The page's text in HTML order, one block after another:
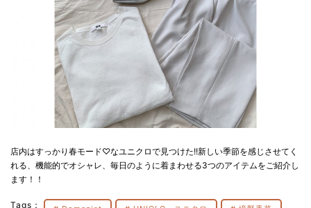
店内はすっかり春モード♡なユニクロで見つけた!!新しい季節を感じさせてく
れる、機能的でオシャレ、毎日のように着まわせる3つのアイテムをご紹介し
ます！！
Tags：